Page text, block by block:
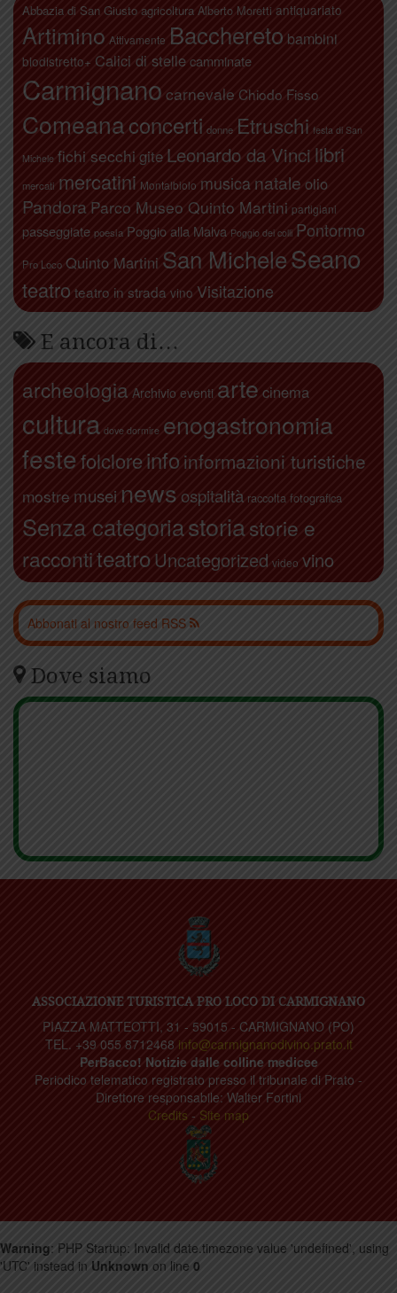
Abbazia di San Giusto agricoltura Alberto Moretti antiquariato
Artimino Attivamente Bacchereto bambini
biodistretto+ Calici di stellecamminate
Carmignano carnevale Chiodo Fisso
Comeanaconcerti donne Etruschi festa di San
Michele fichi secchi gite Leonardo da Vinci libri
mercati mercatini Montalbiolo musica natale olio
Pandora Parco Museo Quinto Martini partigiani
passeggiate poesia Poggio alla Malva Poggio dei colli Pontormo
Pro Loco Quinto Martini San MicheleSeano
teatro teatro in strada vino Visitazione
E ancora di…
archeologia Archivio eventi arte cinema
cultura dove dormire enogastronomia
festefolcloreinfo informazioni turistiche
mostre musei news ospitalità raccolta fotografica
Senza categoriastoriastorie e
raccontiteatro Uncategorized video vino
Abbonati al nostro feed RSS
Dove siamo
ASSOCIAZIONE TURISTICA PRO LOCO DI CARMIGNANO
PIAZZA MATTEOTTI, 31 - 59015 - CARMIGNANO (PO)
TEL. +39 055 8712468 info@carmignanodivino.prato.it
PerBacco! Notizie dalle colline medicee
Periodico telematico registrato presso il tribunale di Prato -
Direttore responsabile: Walter Fortini
Credits - Site map
Warning: PHP Startup: Invalid date.timezone value 'undefined', using
'UTC' instead in Unknown on line 0